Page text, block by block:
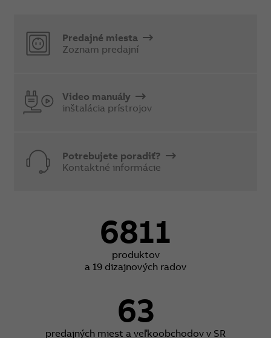
Predajné miesta
Zoznam predajní
Video manuály
inštalácia prístrojov
Potrebujete poradiť?
Kontaktné informácie
6811
produktov
a 19 dizajnových radov
63
predajných miest a veľkoobchodov v SR